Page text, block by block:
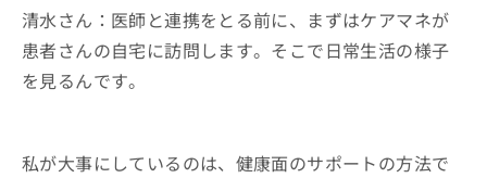
清水さん：医師と連携をとる前に、まずはケアマネが
患者さんの自宅に訪問します。そこで日常生活の様子
を見るんです。
私が大事にしているのは、健康面のサポートの方法で